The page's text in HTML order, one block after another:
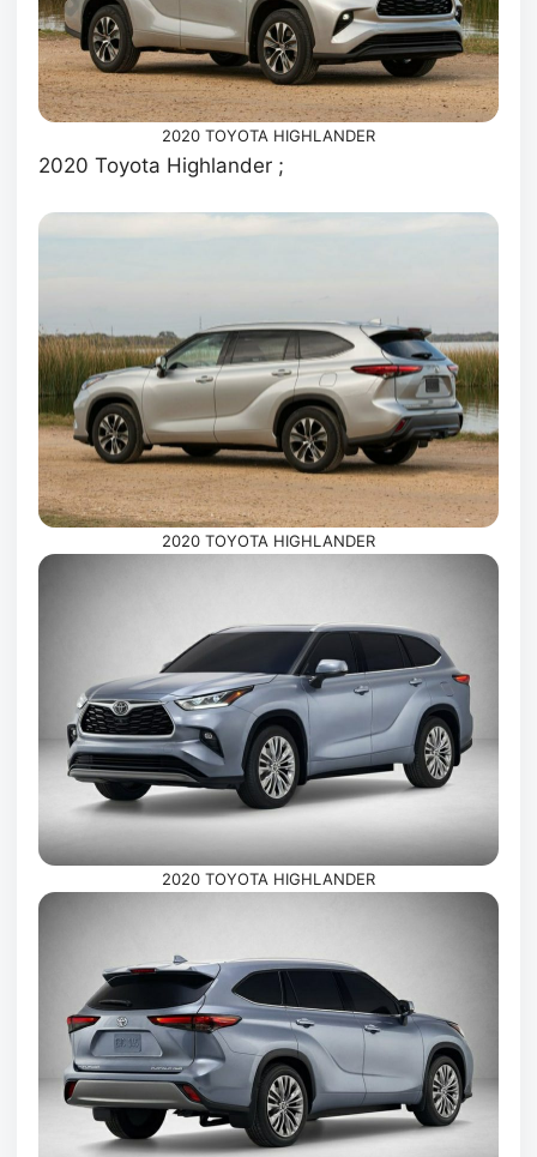
2020 TOYOTA HIGHLANDER
2020 Toyota Highlander ;
2020 TOYOTA HIGHLANDER
2020 TOYOTA HIGHLANDER